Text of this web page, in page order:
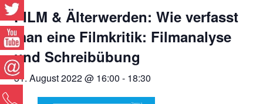
FILM & Älterwerden: Wie verfasst
man eine Filmkritik: Filmanalyse
und Schreibübung
31. August 2022 @ 16:00 - 18:30